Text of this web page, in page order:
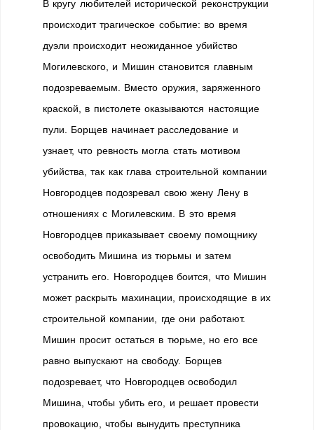
В кругу любителей исторической реконструкции
происходит трагическое событие: во время
дуэли происходит неожиданное убийство
Могилевского, и Мишин становится главным
подозреваемым. Вместо оружия, заряженного
краской, в пистолете оказываются настоящие
пули. Борщев начинает расследование и
узнает, что ревность могла стать мотивом
убийства, так как глава строительной компании
Новгородцев подозревал свою жену Лену в
отношениях с Могилевским. В это время
Новгородцев приказывает своему помощнику
освободить Мишина из тюрьмы и затем
устранить его. Новгородцев боится, что Мишин
может раскрыть махинации, происходящие в их
строительной компании, где они работают.
Мишин просит остаться в тюрьме, но его все
равно выпускают на свободу. Борщев
подозревает, что Новгородцев освободил
Мишина, чтобы убить его, и решает провести
провокацию, чтобы вынудить преступника